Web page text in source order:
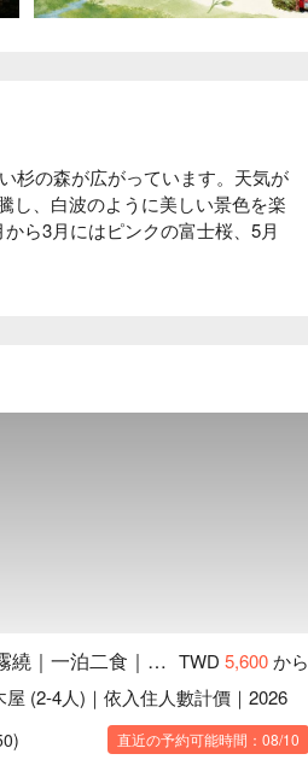
杉の森が広がっています。天気が
し、白波のように美しい景色を楽
ら3月にはピンクの富士桜、5月
も小さなフクロウであるメンフク
蟬說：霧繞｜一泊二食｜寵物友善(部分房型) TWD 5,600から
屋 (2-4人)｜依入住人數計價｜2026
直近の予約可能時間：08/10